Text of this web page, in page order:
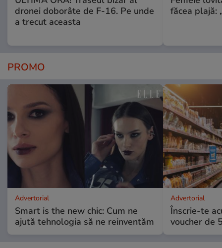
dronei doborâte de F-16. Pe unde
a trecut aceasta
făcea plajă:
PROMO
Advertorial
Smart is the new chic: Cum ne
ajută tehnologia să ne reinventăm
Advertorial
Înscrie-te
voucher de